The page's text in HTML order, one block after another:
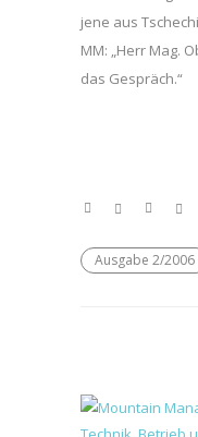
jene aus
MM: „Herr Mag.
das Gespräch.“
Ausgabe 2/2006